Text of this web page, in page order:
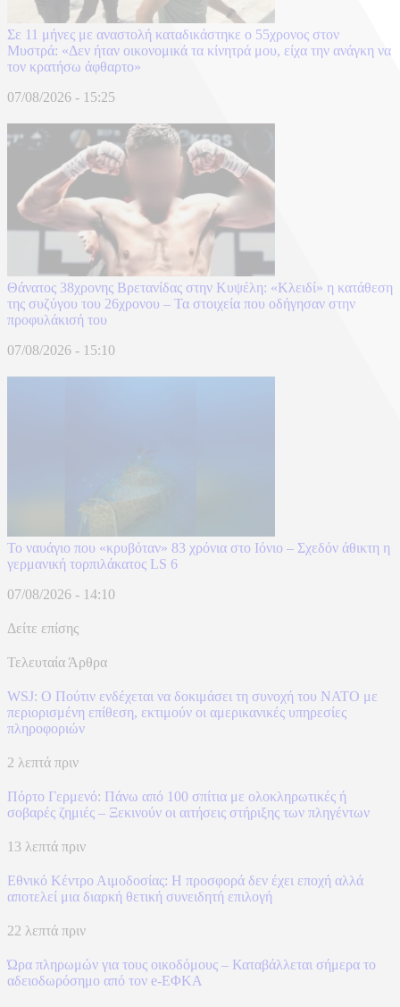
Σε 11 μήνες με αναστολή καταδικάστηκε ο 55χρονος στον
Μυστρά: «Δεν ήταν οικονομικά τα κίνητρά μου, είχα την ανάγκη να
τον κρατήσω άφθαρτο»
07/08/2026 - 15:25
Θάνατος 38χρονης Βρετανίδας στην Κυψέλη: «Κλειδί» η κατάθεση
της συζύγου του 26χρονου – Τα στοιχεία που οδήγησαν στην
προφυλάκισή του
07/08/2026 - 15:10
Το ναυάγιο που «κρυβόταν» 83 χρόνια στο Ιόνιο – Σχεδόν άθικτη η
γερμανική τορπιλάκατος LS 6
07/08/2026 - 14:10
Δείτε επίσης
Τελευταία Άρθρα
WSJ: Ο Πούτιν ενδέχεται να δοκιμάσει τη συνοχή του ΝΑΤΟ με
περιορισμένη επίθεση, εκτιμούν οι αμερικανικές υπηρεσίες
πληροφοριών
2 λεπτά πριν
Πόρτο Γερμενό: Πάνω από 100 σπίτια με ολοκληρωτικές ή
σοβαρές ζημιές – Ξεκινούν οι αιτήσεις στήριξης των πληγέντων
13 λεπτά πριν
Εθνικό Κέντρο Αιμοδοσίας: H προσφορά δεν έχει εποχή αλλά
αποτελεί μια διαρκή θετική συνειδητή επιλογή
22 λεπτά πριν
Ώρα πληρωμών για τους οικοδόμους – Καταβάλλεται σήμερα το
αδειοδωρόσημο από τον e-ΕΦΚΑ